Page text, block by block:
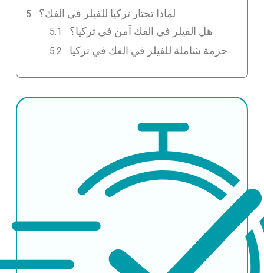
لماذا تختار تركيا للفيلر في الفك؟
هل الفيلر في الفك آمن في تركيا؟
حزمة شاملة للفيلر في الفك في تركيا